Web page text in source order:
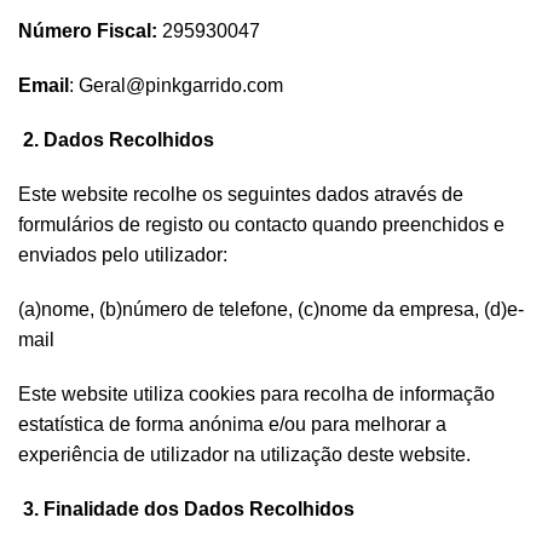
Número Fiscal: 295930047
Email : Geral@pinkgarrido.com
2. Dados Recolhidos
Este website recolhe os seguintes dados através de
formulários de registo ou contacto quando preenchidos e
enviados pelo utilizador:
(a)nome, (b)número de telefone, (c)nome da empresa, (d)e-
mail
Este website utiliza cookies para recolha de informação
estatística de forma anónima e/ou para melhorar a
experiência de utilizador na utilização deste website.
3. Finalidade dos Dados Recolhidos